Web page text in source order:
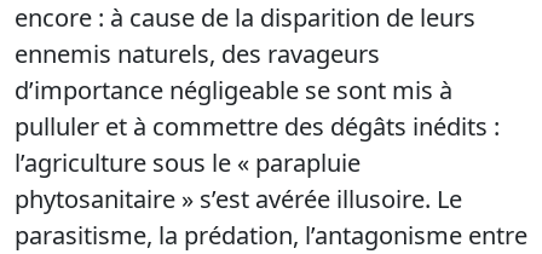
encore : à cause de la disparition de leurs
ennemis naturels, des ravageurs
d’importance négligeable se sont mis à
pulluler et à commettre des dégâts inédits :
l’agriculture sous le « parapluie
phytosanitaire » s’est avérée illusoire. Le
parasitisme, la prédation, l’antagonisme entre